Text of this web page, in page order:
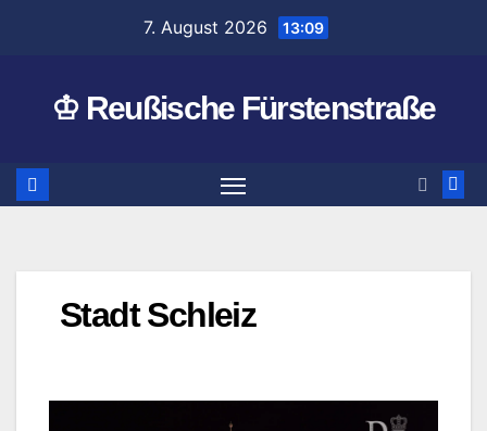
7. August 2026 13:09
♔ Reußische Fürstenstraße
Stadt Schleiz